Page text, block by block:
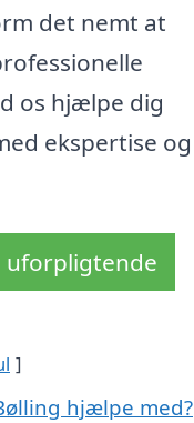
det nemt at
os hjælpe dig
ekspertise og
uforpligtende
hjælpe med?